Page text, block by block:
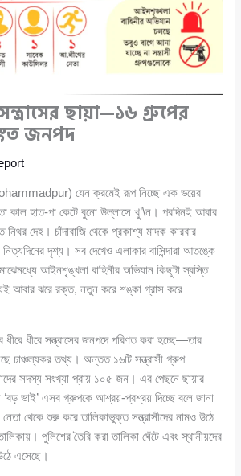
ছায়া—১৬ গ্রুপের
জনপদ
যেন ক্রমেই রূপ নিচ্ছে এক ভয়ের
হাত-পা কেটে বুনো উল্লাসে খু’\ন। পরদিনই আবার
নিথর দেহ। চাঁদাবাজি থেকে প্রকাশ্য মাদক কারবার—
দৃশ্য। সব দেখেও এলাকার বাসিন্দারা আতঙ্কে
আইনশৃঙ্খলা বাহিনীর অভিযান কিছুটা স্বস্তি
আবার ঝরে রক্ত, নতুন করে শঙ্কা গ্রাস করে
ধীরে সন্ত্রাসের জনপদে পরিণত করা হচ্ছে—তার
চাঞ্চল্যকর তথ্য। অন্তত ১৬টি সন্ত্রাসী গ্রুপ
সদস্য সংখ্যা প্রায় ১০৫ জন। এর পেছনে ছায়ার
ভাই’ এসব গ্রুপকে আশ্রয়-প্রশ্রয় দিচ্ছে বলে জানা
থেকে শুরু করে তালিকাভুক্ত সন্ত্রাসীদের নামও উঠে
পুলিশের তৈরি করা তালিকা ঘেঁটে এবং স্থানীয়দের
এসেছে।